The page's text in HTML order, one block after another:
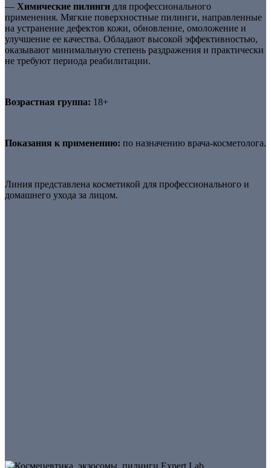
— Химические пилинги для профессионального
применения. Мягкие поверхностные пилинги, направленные
на устранение дефектов кожи, обновление, омоложение и
улучшение ее качества. Обладают высокой эффективностью,
оказывают минимальную степень раздражения и практически
не требуют периода реабилитации.
Возрастная группа: 18+
Показания к применению: по назначению врача-косметолога.
Линия представлена косметикой для профессионального и
домашнего ухода за лицом.